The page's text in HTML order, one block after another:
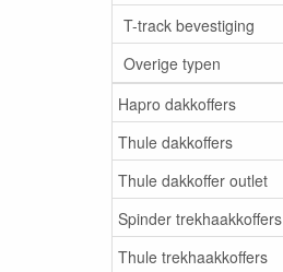
T-track bevestiging
Overige typen
Hapro dakkoffers
Thule dakkoffers
Thule dakkoffer outlet
Spinder trekhaakkoffers
Thule trekhaakkoffers